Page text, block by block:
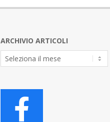
ARCHIVIO ARTICOLI
Archivio
Articoli